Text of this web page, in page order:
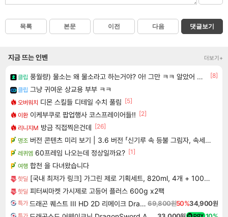
목록 본문 이전 다음 댓글보기
지금 뜨는 인벤 더보기+
클립 풍월량) 물소는 왜 물소라고 하는거야? 아! 그만 ㅋㅋ 알았어 ㅋㅋ
[8]
클립 그냥 귀여운 상교용 부부 ㅋㅋ
오버워치 디몬 스킬들 디테일 수치 풀림 [5]
이환 이케부쿠로 팝업행사 코스프레이어들!! [2]
리니지M 방금 직접찍은건데 [26]
명조 버전 콘텐츠 미리 보기 | 3.6 버전 「신기루 속 등불 그림자, 속세에 깃든 검의 결심」이 8월 20일에 업데이트됩니다!
레퀴엠 60프레임 나오는데 정상일까요? [1]
여행 합천 을 다녀왔습니다
핫딜 [국내 최저가 링크] 가그린 제로 기획세트, 820ml, 4개 + 100ml, 1개
핫딜 피터씨마켓 가시제로 고등어 플러스 600g x2팩
특가 드래곤 퀘스트 III HD 2D 리메이크 Dragon Quest III HD 2D Remake 69,800원50%34,900원